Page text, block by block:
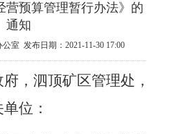
营预算管理暂行办法》的
通知
室 发布日期：2021-11-30 17:00
，泗顶矿区管理处，
位：